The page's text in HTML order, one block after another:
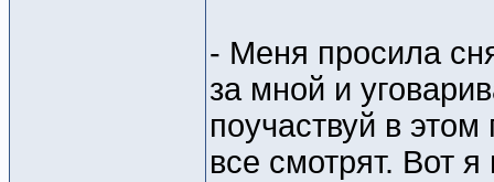
- Меня просила
за мной и
поучаствуй в
все смотрят. Вот я